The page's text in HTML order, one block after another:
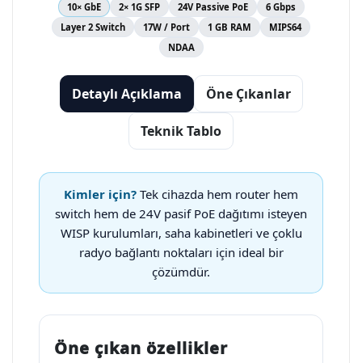
10× GbE 2× 1G SFP 24V Passive PoE
6 Gbps
Layer 2 Switch
17W / Port 1 GB RAM
MIPS64
NDAA
Detaylı Açıklama Öne Çıkanlar
Teknik Tablo
Kimler için? Tek cihazda hem router hem
switch hem de 24V pasif PoE dağıtımı isteyen
WISP kurulumları, saha kabinetleri ve çoklu
radyo bağlantı noktaları için ideal bir
çözümdür.
Öne çıkan özellikler